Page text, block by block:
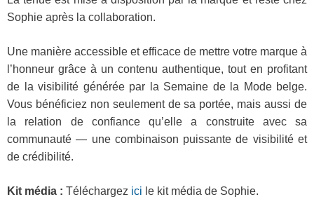
Sophie après la collaboration.
Une manière accessible et efficace de mettre votre marque à
l’honneur grâce à un contenu authentique, tout en profitant
de la visibilité générée par la Semaine de la Mode belge.
Vous bénéficiez non seulement de sa portée, mais aussi de
la relation de confiance qu’elle a construite avec sa
communauté — une combinaison puissante de visibilité et
de crédibilité.
Kit média : Téléchargez ici le kit média de Sophie.